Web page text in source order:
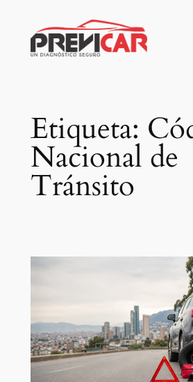
contenido
Etiqueta:
Nacional de
Tránsito